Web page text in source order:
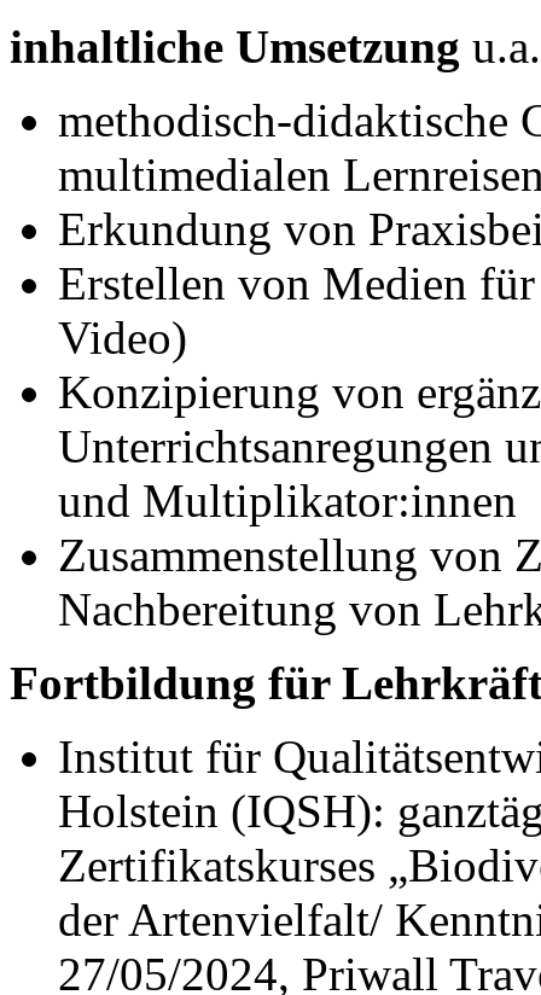
inhaltliche Umsetzung u.a.
methodisch-didaktische
multimedialen
Erkundung von
Erstellen von Medien
Video)
Konzipierung von
Unterrichtsanregungen
und Multiplikator:innen
Zusammenstellung von
Nachbereitung von
Fortbildung für
Institut für
Holstein (IQSH):
Zertifikatskurses
der Artenvielfalt/
27/05/2024, Priwall